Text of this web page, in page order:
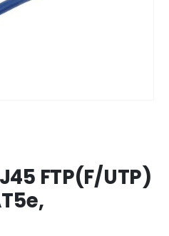
FTP(F/UTP)